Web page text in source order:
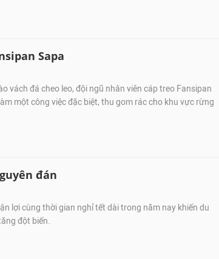
Sapa
vách đá cheo leo, đội ngũ nhân viên cáp treo Fansipan
một công việc đặc biệt, thu gom rác cho khu vực rừng
đán
lợi cùng thời gian nghỉ tết dài trong năm nay khiến du
đột biến.